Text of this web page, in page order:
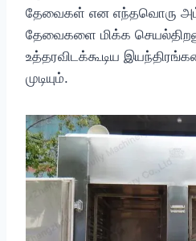
தேவைகள் என எந்தவொரு
தேவைகளை மிக்க
உத்தரவிடக்கூடிய
முடியும்.